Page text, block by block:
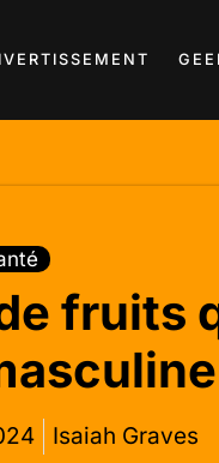
fruits
Isaiah Graves